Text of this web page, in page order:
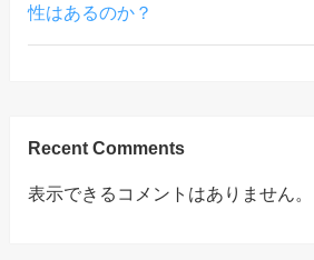
性はあるのか？
Recent Comments
表示できるコメントはありません。